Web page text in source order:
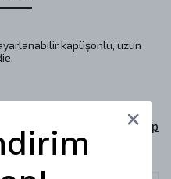
kapüşonlu, uzun
Yorum Yap
göre